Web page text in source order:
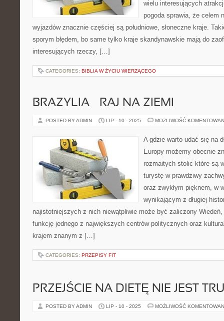
wielu interesujących
pogoda sprawia, że celem
wyjazdów znacznie częściej są południowe, słoneczne kraje.
sporym błędem, bo same tylko kraje skandynawskie mają do
interesujących rzeczy, […]
CATEGORIES: BIBLIA W ŻYCIU WIERZĄCEGO
BRAZYLIA – RAJ NA ZIEMI
POSTED BY ADMIN LIP - 10 - 2025 MOŻLIWOŚĆ
A gdzie warto udać się na
Europy możemy obecnie
rozmaitych stolic które są
turystę w prawdziwy
oraz zwykłym pięknem, w
wynikającym z długiej
najistotniejszych z nich niewątpliwie może być zaliczony Wiedeń,
funkcję jednego z największych centrów politycznych oraz
krajem znanym z […]
CATEGORIES: PRZEPISY FIT
PRZEJŚCIE NA DIETĘ NIE JEST
POSTED BY ADMIN LIP - 10 - 2025 MOŻLIWOŚĆ